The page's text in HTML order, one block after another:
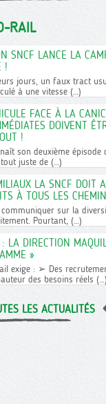
RAIL
SNCF LANCE LA
!
jours, un faux tract
à une vitesse (…)
FACE À LA
DOIVENT
!
son deuxième épisode
juste de (…)
LA SNCF DOIT
À TOUS LES
communiquer sur la
Pourtant, (…)
LA DIRECTION
»
exige : ➢ Des
des besoins réels (…)
LES ACTUALITÉS